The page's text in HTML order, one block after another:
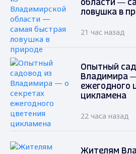
области —
ловушка в
21 час назад
Опытный
Владимира
ежегодного
цикламена
22 часа назад
Жителям